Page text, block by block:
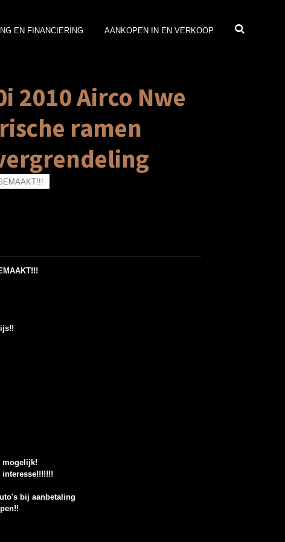
EN FINANCIERING AANKOPEN IN EN VERKOOP
2010 Airco Nwe
ramen
mogelijk!
interesse!!!!!!!
bij aanbetaling